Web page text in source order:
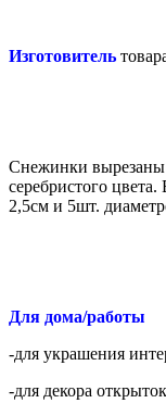
Изготовитель
Снежинки вырезаны
серебристого
2,5см и 5шт.
Для дома/работы
-для украшения
-для декора